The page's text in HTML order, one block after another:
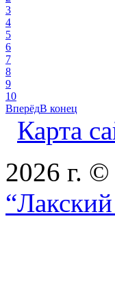
3
4
5
6
7
8
9
10
ВперёдВ конец
Карта
2026 г. ©